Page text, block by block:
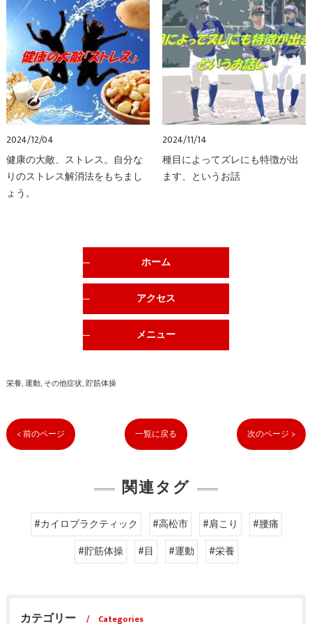
2024/12/04
健康の大敵、ストレス。自分な
りのストレス解消法をもちまし
ょう。
2024/11/14
種目によってズレにも特徴が出
ます、というお話
ホーム
アクセス
メニュー
栄養 運動 その他症状 貯筋体操
< 前のページ 一覧に戻る 次のページ >
関連タグ
#カイロプラクティック #高松市 #肩こり
#腰痛
#貯筋体操
#目 #運動 #栄養
カテゴリー Categories